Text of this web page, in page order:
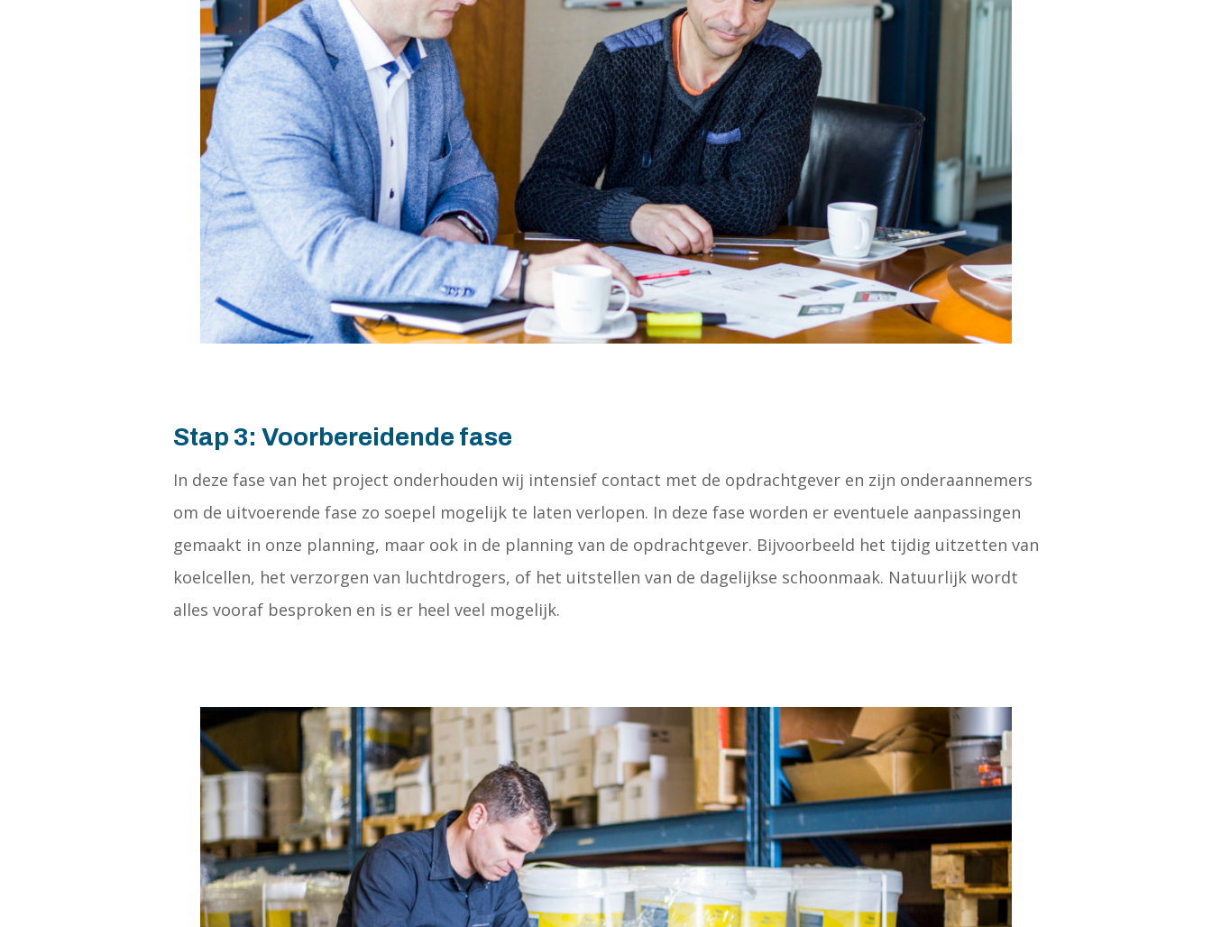
Stap 3: Voorbereidende fase
In deze fase van het project onderhouden wij intensief contact met de opdrachtgever en zijn onderaannemers
om de uitvoerende fase zo soepel mogelijk te laten verlopen. In deze fase worden er eventuele aanpassingen
gemaakt in onze planning, maar ook in de planning van de opdrachtgever. Bijvoorbeeld het tijdig uitzetten van
koelcellen, het verzorgen van luchtdrogers, of het uitstellen van de dagelijkse schoonmaak. Natuurlijk wordt
alles vooraf besproken en is er heel veel mogelijk.